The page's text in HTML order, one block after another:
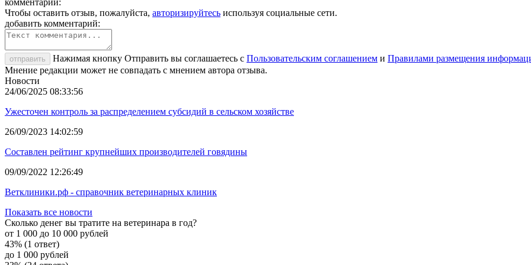
комментарии:
Чтобы оставить отзыв, пожалуйста, авторизируйтесь используя социальные сети.
добавить комментарий:
отправить Нажимая кнопку Отправить вы соглашаетесь с Пользовательским соглашением и Правилами размещения
Мнение редакции может не совпадать с мнением автора отзыва.
Новости
24/06/2025 08:33:56
Ужесточен контроль за распределением субсидий в сельском хозяйстве
26/09/2023 14:02:59
Составлен рейтинг крупнейших производителей говядины
09/09/2022 12:26:49
Ветклиники.рф - справочник ветеринарных клиник
Показать все новости
Сколько денег вы тратите на ветеринара в год?
от 1 000 до 10 000 рублей
43% (1 ответ)
до 1 000 рублей